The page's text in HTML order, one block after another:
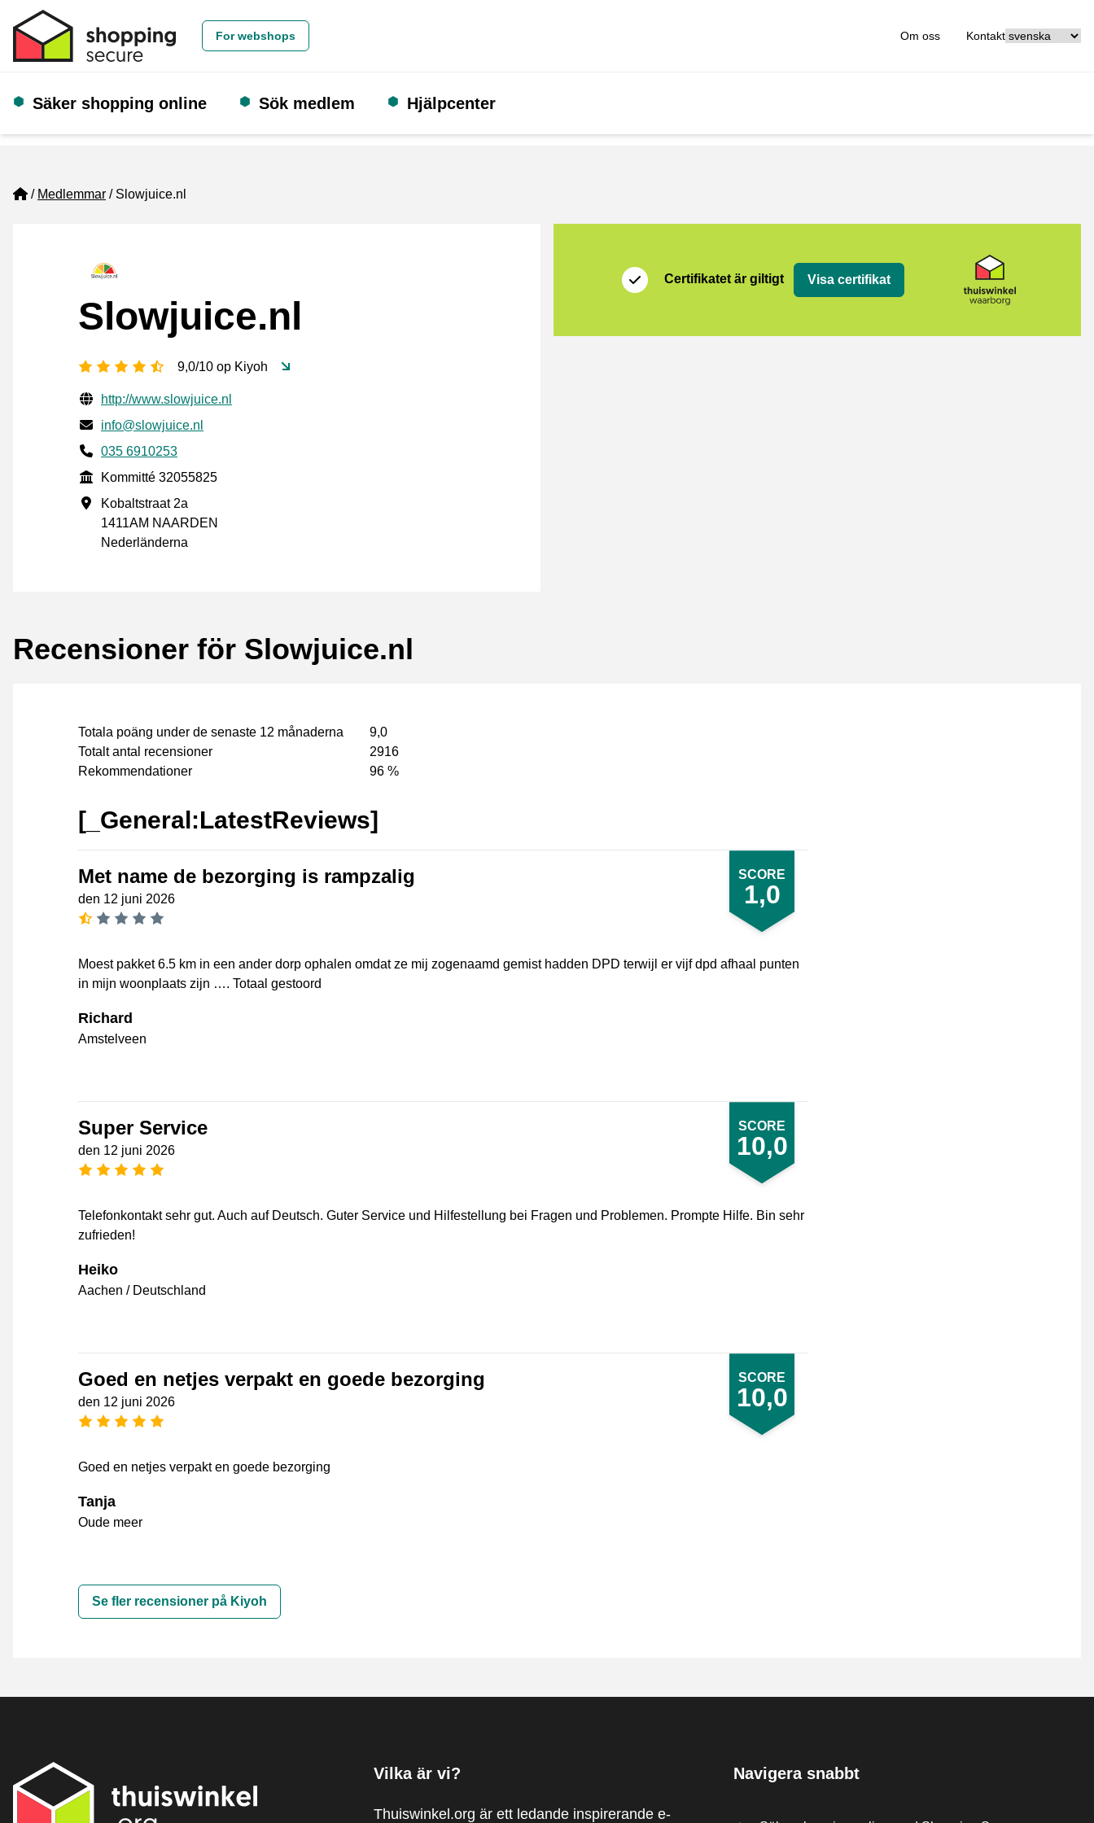
For webshops Om oss Kontakt
Säker shopping online Sök medlem Hjälpcenter
Home
Medlemmar Slowjuice.nl
Slowjuice.nl
[_General:NumberOfStarsPluralFormat]
9,0/10 op Kiyoh
Verifierade kontaktuppgifter
Website URL
http://www.slowjuice.nl
E-post
info@slowjuice.nl
Phone number
035 6910253
Kommitté
Kommitté 32055825
Företagsadress
Kobaltstraat 2a
1411AM NAARDEN
Nederländerna
Certifikatet är giltigt Visa certifikat
Recensioner för Slowjuice.nl
Totala poäng under de senaste 12 månaderna
9,0
Totalt antal recensioner
2916
Rekommendationer
96 %
[_General:LatestReviews]
SCORE
1,0
Met name de bezorging is rampzalig
den 12 juni 2026
Moest pakket 6.5 km in een ander dorp ophalen omdat ze mij zogenaamd gemist hadden DPD terwijl er vijf dpd afhaal punten
in mijn woonplaats zijn …. Totaal gestoord
Richard
Amstelveen
SCORE
10,0
Super Service
den 12 juni 2026
[_General:NumberOfStarsPluralFormat]
Telefonkontakt sehr gut. Auch auf Deutsch. Guter Service und Hilfestellung bei Fragen und Problemen. Prompte Hilfe. Bin sehr
zufrieden!
Heiko
Aachen / Deutschland
SCORE
10,0
Goed en netjes verpakt en goede bezorging
den 12 juni 2026
[_General:NumberOfStarsPluralFormat]
Goed en netjes verpakt en goede bezorging
Tanja
Oude meer
Se fler recensioner på Kiyoh
Vilka är vi?
Thuiswinkel.org är ett ledande inspirerande e-
Navigera snabbt